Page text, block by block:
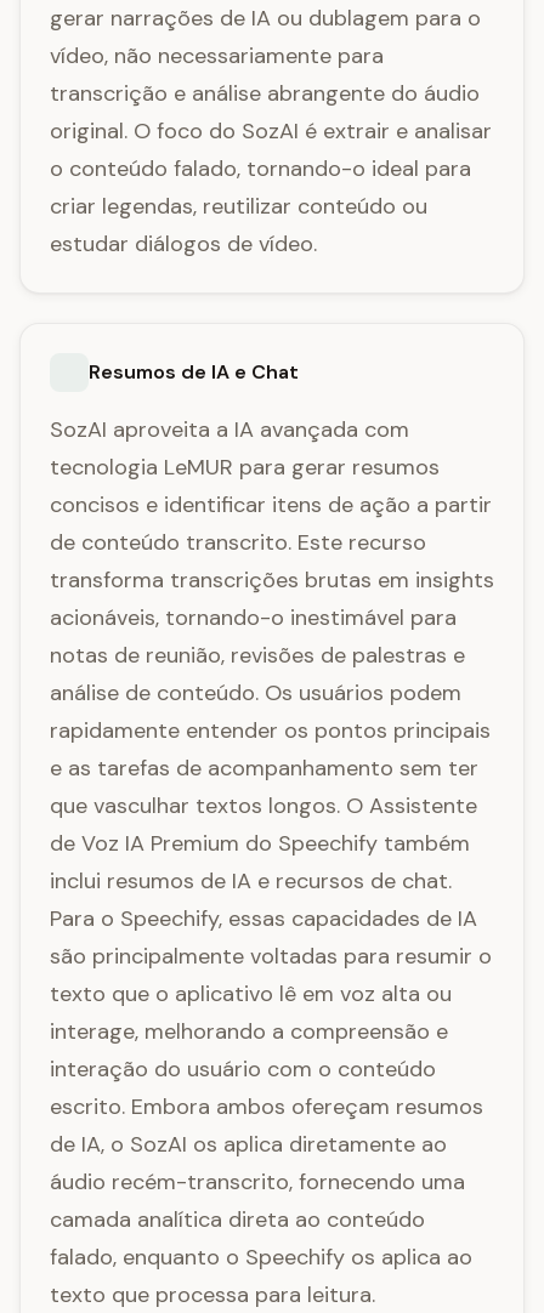
gerar narrações de IA ou dublagem para o
vídeo, não necessariamente para
transcrição e análise abrangente do áudio
original. O foco do SozAI é extrair e analisar
o conteúdo falado, tornando-o ideal para
criar legendas, reutilizar conteúdo ou
estudar diálogos de vídeo.
Resumos de IA e Chat
SozAI aproveita a IA avançada com
tecnologia LeMUR para gerar resumos
concisos e identificar itens de ação a partir
de conteúdo transcrito. Este recurso
transforma transcrições brutas em insights
acionáveis, tornando-o inestimável para
notas de reunião, revisões de palestras e
análise de conteúdo. Os usuários podem
rapidamente entender os pontos principais
e as tarefas de acompanhamento sem ter
que vasculhar textos longos. O Assistente
de Voz IA Premium do Speechify também
inclui resumos de IA e recursos de chat.
Para o Speechify, essas capacidades de IA
são principalmente voltadas para resumir o
texto que o aplicativo lê em voz alta ou
interage, melhorando a compreensão e
interação do usuário com o conteúdo
escrito. Embora ambos ofereçam resumos
de IA, o SozAI os aplica diretamente ao
áudio recém-transcrito, fornecendo uma
camada analítica direta ao conteúdo
falado, enquanto o Speechify os aplica ao
texto que processa para leitura.